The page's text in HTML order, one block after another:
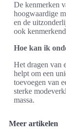
De kenmerken
hoogwaardige
en de
ook
Hoe kan ik
Het dragen van
helpt om een
toevoegen van
sterke
massa.
Meer artikelen